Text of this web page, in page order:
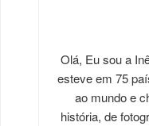
Olá, Eu sou a
esteve em 75
ao mundo e
história, de